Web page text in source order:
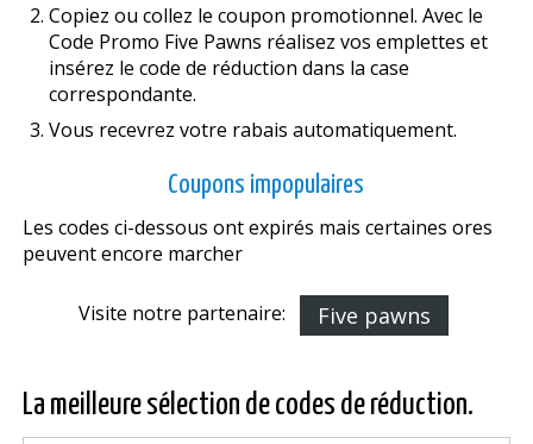
Copiez ou collez le coupon promotionnel. Avec le
Code Promo Five Pawns réalisez vos emplettes et
insérez le code de réduction dans la case
correspondante.
Vous recevrez votre rabais automatiquement.
Coupons impopulaires
Les codes ci-dessous ont expirés mais certaines offres
peuvent encore marcher
Visite notre partenaire: Five pawns
La meilleure sélection de codes de réduction.